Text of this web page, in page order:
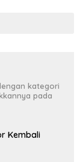
kategori
pada
Kembali